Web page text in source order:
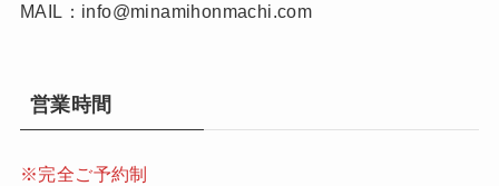
MAIL：info@minamihonmachi.com
営業時間
※完全ご予約制